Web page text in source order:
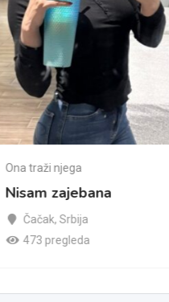
Ona traži njega
Nisam zajebana
Čačak, Srbija
473 pregleda